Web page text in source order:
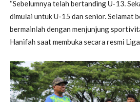
“Sebelumnya telah bertanding U-13.
dimulai untuk U-15 dan senior. Selamat
bermainlah dengan menjunjung
Hanifah saat membuka secara resmi